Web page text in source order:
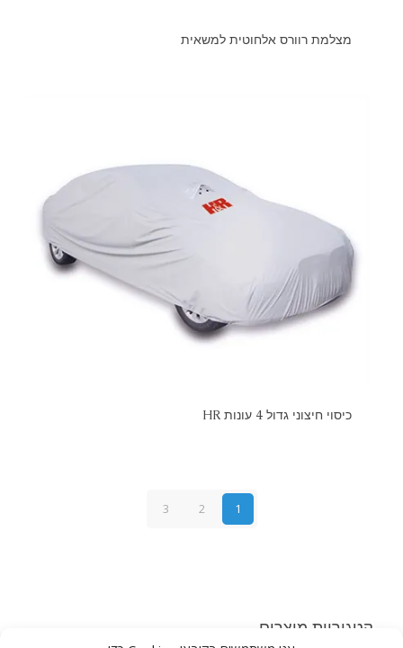
מצלמת רוורס אלחוטית למשאית
כיסוי חיצוני גדול 4 עונות HR
1
2
3
קטגוריות מוצרים